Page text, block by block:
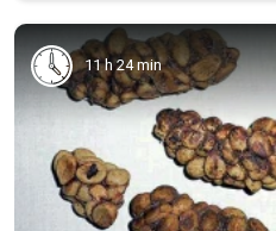
11 h 24 min